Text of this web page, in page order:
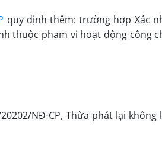
quy định thêm: trường hợp Xác
thuộc phạm vi hoạt động công
NĐ-CP, Thừa phát lại không